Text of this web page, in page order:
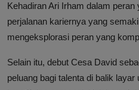
Kehadiran Ari Irham dalam
perjalanan kariernya yang
mengeksplorasi peran yang
Selain itu, debut Cesa David
peluang bagi talenta di balik